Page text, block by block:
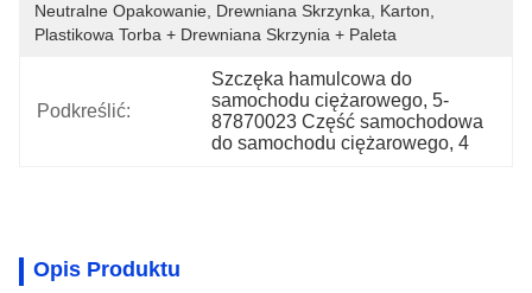
Neutralne Opakowanie, Drewniana Skrzynka, Karton,
Plastikowa Torba + Drewniana Skrzynia + Paleta
Podkreślić:
Szczęka hamulcowa do
samochodu ciężarowego, 5-
87870023 Część samochodowa
do samochodu ciężarowego, 4
Opis Produktu